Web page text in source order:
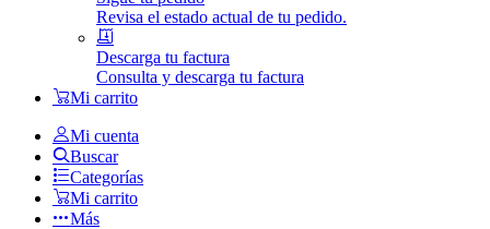
Revisa el estado actual de tu pedido.
Descarga tu factura
Consulta y descarga tu factura
Mi carrito
Mi cuenta
Buscar
Categorías
Mi carrito
Más